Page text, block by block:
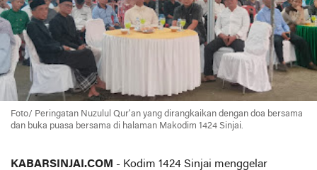
Foto/ Peringatan Nuzulul Qur’an yang dirangkaikan dengan doa bersama
dan buka puasa bersama di halaman Makodim 1424 Sinjai.
KABARSINJAI.COM - Kodim 1424 Sinjai menggelar